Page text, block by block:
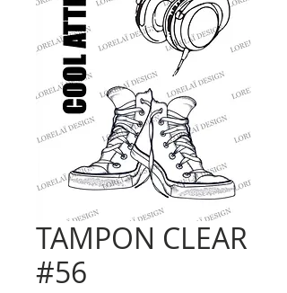
TAMPON CLEAR
#56